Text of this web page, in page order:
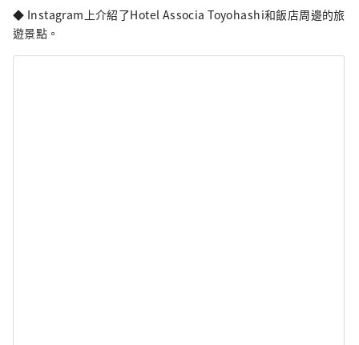
◆ Instagram上介紹了Hotel Associa Toyohashi和飯店周邊的旅
遊景點。